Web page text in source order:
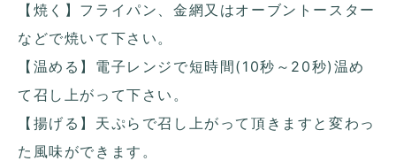
【焼く】フライパン、金網又はオーブントースター
などで焼いて下さい。
【温める】電子レンジで短時間(10秒～20秒)温め
て召し上がって下さい。
【揚げる】天ぷらで召し上がって頂きますと変わっ
た風味ができます。